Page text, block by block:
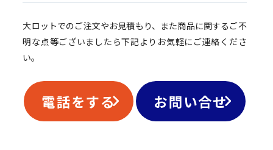
大ロットでのご注文やお見積もり、また商品に関するご不
明な点等ございましたら下記よりお気軽にご連絡くださ
い。
電話をする お問い合せ